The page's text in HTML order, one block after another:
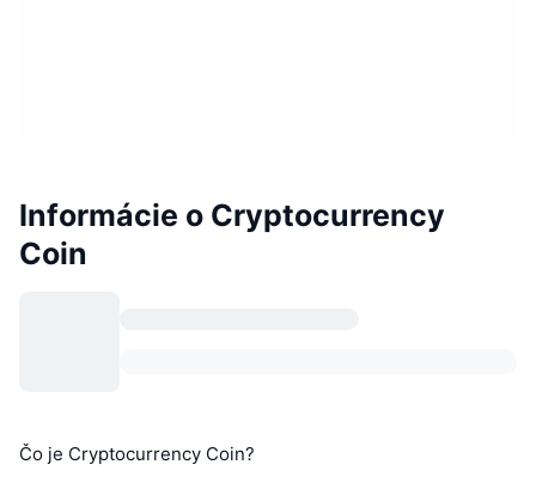
Informácie o Cryptocurrency
Coin
Čo je Cryptocurrency Coin?